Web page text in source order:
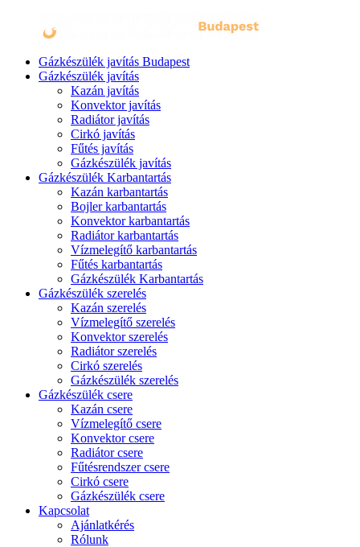
Gázkészülék javítás Budapest
Gázkészülék javítás
Kazán javítás
Konvektor javítás
Radiátor javítás
Cirkó javítás
Fűtés javítás
Gázkészülék javítás
Gázkészülék Karbantartás
Kazán karbantartás
Bojler karbantartás
Konvektor karbantartás
Radiátor karbantartás
Vízmelegítő karbantartás
Fűtés karbantartás
Gázkészülék Karbantartás
Gázkészülék szerelés
Kazán szerelés
Vízmelegítő szerelés
Konvektor szerelés
Radiátor szerelés
Cirkó szerelés
Gázkészülék szerelés
Gázkészülék csere
Kazán csere
Vízmelegítő csere
Konvektor csere
Radiátor csere
Fűtésrendszer csere
Cirkó csere
Gázkészülék csere
Kapcsolat
Ajánlatkérés
Rólunk